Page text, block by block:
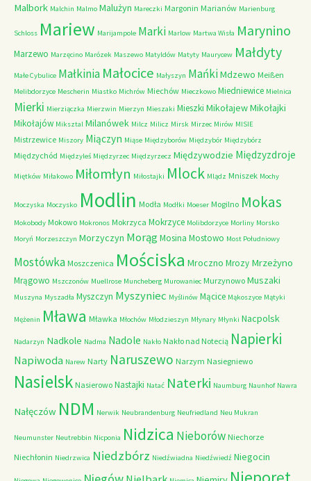
Malbork Malchin Malmo Malużyn Mareczki Margonin Marianów Marienburg
Schloss Mariew Marijampole Marki Marlow Martwa Wisła Marynino
Marzewo Marzęcino Marózek Maszewo Matyldów Matyty Maurycew Małdyty
Małe Cybulice Małkinia Małocice Małyszyn MańkiMdzewo Meißen
Melibdorzyce Mescherin Miastko Michrów Miechów Mieczkowo Miedniewice Mielnica
Mierki Mierziączka Mierzwin Mierzyn Mieszaki Mieszki MikołajewMikołajki
Mikołajów Miksztal Milanówek Milcz Milicz Mirsk Mirzec Mirów MISIE
Mistrzewice Miszory Miączyn Miąse Międzyborów Międzybór Międzybórz
Międzychód Międzyleś Międzyrzec Międzyrzecz Międzywodzie Międzyzdroje
Miętków Miłakowo Miłomłyn Miłostajki Mlock Mlądz Mniszek Mochy
Moczyska Moczysko Modlin Modła Modłki Moeser Mogilno Mokas
Mokobody Mokowo Mokronos Mokrzyca Mokrzyce Molibdorzyce Morliny Morsko
Moryń Morzeszczyn Morzyczyn MorągMosina Mostowo Most Południowy
Mostówka Moszczenica Mościska Mroczno Mrozy Mrzeżyno
Mrągowo Mszczonów Muellrose Muncheberg Murowaniec Murzynowo Muszaki
Muszyna Myszadła Myszczyn Myszyniec Myślinów Mącice Mąkoszyce Mątyki
Mężenin Mława Mławka Młochów Młodzieszyn Młynary Młynki Nacpolsk
Nadarzyn Nadkole Nadma Nadole Nakło Nakło nad Notecią Napierki
Napiwoda Narew Narty Naruszewo Narzym Nasiegniewo
Nasielsk Nasierowo Nastajki Natać Naterki Naumburg Naunhof Nawra
Nałęczów NDM Nerwik Neubrandenburg Neufriedland Neu Mukran
Neumunster Neutrebbin Nicponia Nidzica Nieborów Niechorze
Niechłonin Niedrzwica Niedzbórz Niedźwiadna Niedźwiedź Niegocin